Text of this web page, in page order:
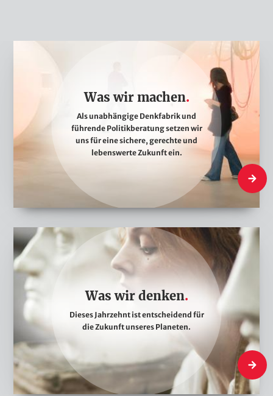
r
n
Was wir machen
Als unabhängige Denkfabrik und
führende Politikberatung setzen wir
uns für eine sichere, gerechte und
lebenswerte Zukunft ein.
Was
W
a
s
e
n
k
Was wir denken
Dieses Jahrzehnt ist entscheidend für
die Zukunft unseres Planeten.
Was